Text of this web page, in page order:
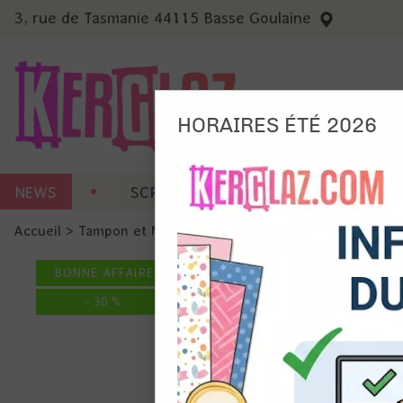
3, rue de Tasmanie 44115 Basse Goulaine
NEWS SCRAP CARTERIE MACHINES
Accueil > Tampon et Mask-Pochoir Mask - Pochoir >
BONNE AFFAIRE
- 30 %
Ils
et du
précises
Si vous
de la
HORAIRES ÉTÉ 2026